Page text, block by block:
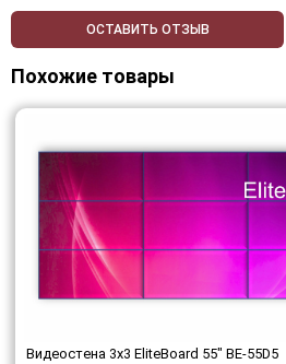
ОСТАВИТЬ ОТЗЫВ
Похожие товары
Видеостена 3x3 EliteBoard 55" BE-55D5